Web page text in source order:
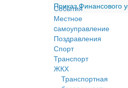
Приказ Финансового
События
Местное
cамоуправление
Поздравления
Спорт
Транспорт
ЖКХ
Транспортная